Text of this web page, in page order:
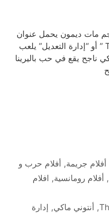
مات ديمون يحمل عنوان
” The Adjustment Bureau ” أو “إدارة التعديل” يلعب
ناجح يقع في حب باليرينا
أفلام جريمة, أفلام حرب و
, أفلام رومانسية, افلام
, أنتوني ماكي, إدارة